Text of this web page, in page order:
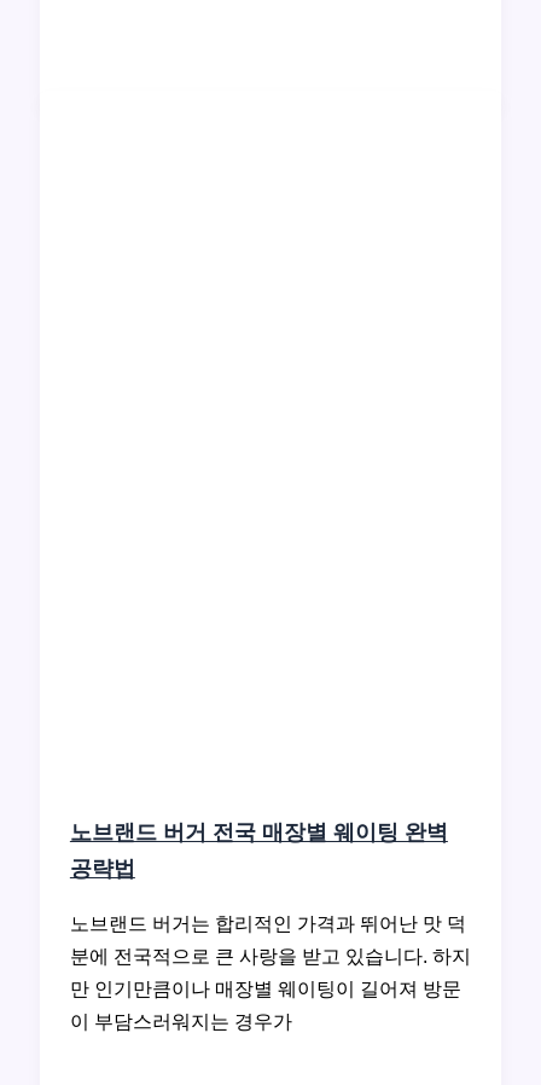
노브랜드 버거 전국 매장별 웨이팅 완벽
공략법
노브랜드 버거는 합리적인 가격과 뛰어난 맛 덕
분에 전국적으로 큰 사랑을 받고 있습니다. 하지
만 인기만큼이나 매장별 웨이팅이 길어져 방문
이 부담스러워지는 경우가